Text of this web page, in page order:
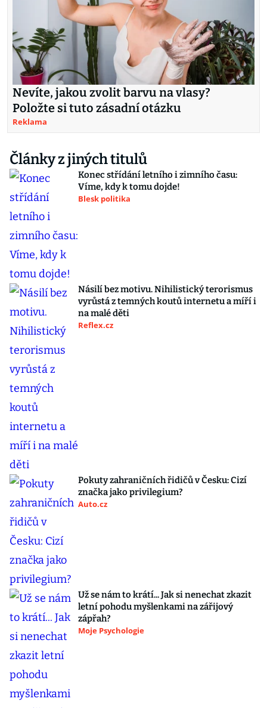
Nevíte, jakou zvolit barvu na vlasy?
Položte si tuto zásadní otázku
Reklama
Články z jiných titulů
Konec střídání letního i zimního času:
Víme, kdy k tomu dojde!
Blesk politika
Násilí bez motivu. Nihilistický terorismus
vyrůstá z temných koutů internetu a míří i
na malé děti
Reflex.cz
Pokuty zahraničních řidičů v Česku: Cizí
značka jako privilegium?
Auto.cz
Už se nám to krátí... Jak si nenechat zkazit
letní pohodu myšlenkami na zářijový
zápřah?
Moje Psychologie